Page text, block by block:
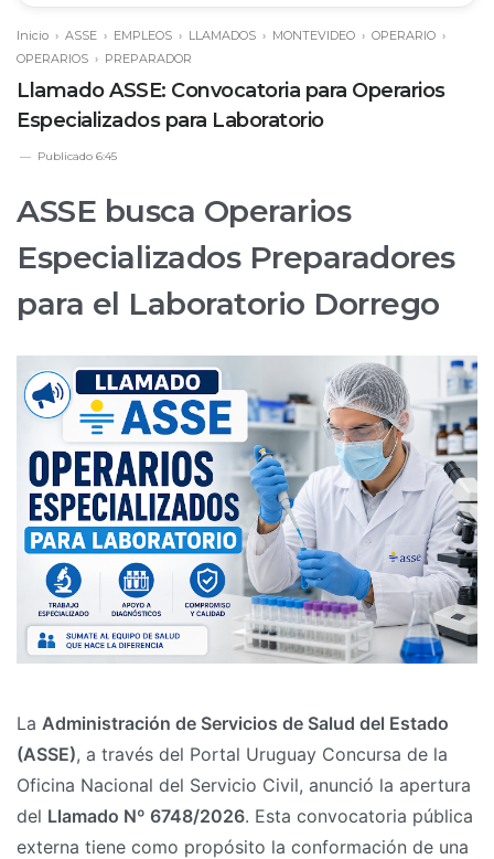
Inicio › ASSE › EMPLEOS › LLAMADOS › MONTEVIDEO › OPERARIO ›
OPERARIOS › PREPARADOR
Llamado ASSE: Convocatoria para Operarios
Especializados para Laboratorio
Publicado 6:45
ASSE busca Operarios
Especializados Preparadores
para el Laboratorio Dorrego
La Administración de Servicios de Salud del Estado
(ASSE), a través del Portal Uruguay Concursa de la
Oficina Nacional del Servicio Civil, anunció la apertura
del Llamado Nº 6748/2026. Esta convocatoria pública
externa tiene como propósito la conformación de una